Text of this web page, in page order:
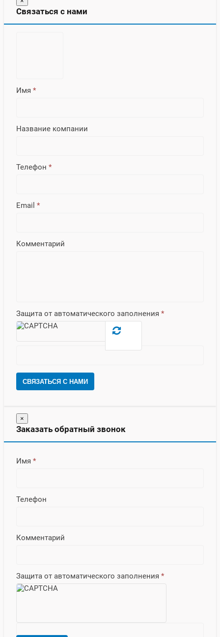
Связаться с нами
Имя *
Название компании
Телефон *
Email *
Комментарий
Защита от автоматического заполнения *
СВЯЗАТЬСЯ С НАМИ
×
Заказать обратный звонок
Имя *
Телефон
Комментарий
Защита от автоматического заполнения *